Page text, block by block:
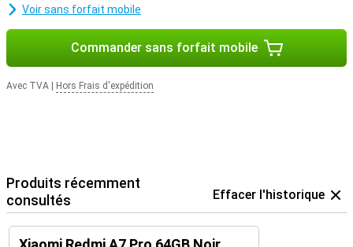
Voir sans forfait mobile
Commander sans forfait mobile
Avec TVA Hors Frais d'expédition
Produits récemment
consultés
Effacer l'historique